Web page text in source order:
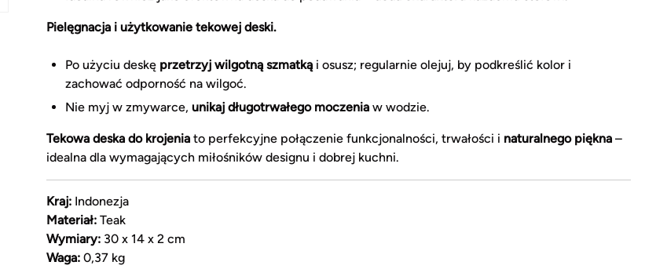
Pielęgnacja i użytkowanie tekowej deski.
Po użyciu deskę przetrzyj wilgotną szmatkąi osusz; regularnie olejuj, by podkreślić kolor i
zachować odporność na wilgoć.
Nie myj w zmywarce, unikaj długotrwałego moczenia w wodzie.
Tekowa deska do krojenia to perfekcyjne połączenie funkcjonalności, trwałości i naturalnego piękna –
idealna dla wymagających miłośników designu i dobrej kuchni.
Kraj: Indonezja
Materiał: Teak
Wymiary: 30 x 14 x 2 cm
Waga: 0,37 kg